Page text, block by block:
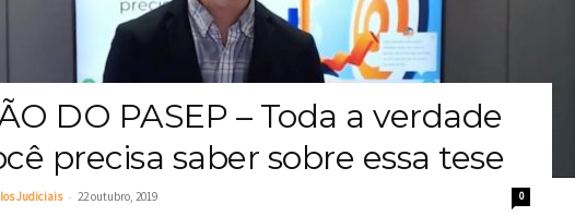
DO PASEP – Toda a verdade
precisa saber sobre essa tese
Judiciais - 22 outubro, 2019 0